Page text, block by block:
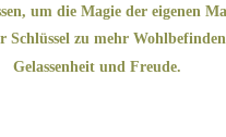
um die Magie der eigenen
Schlüssel zu mehr
Gelassenheit und Freude.